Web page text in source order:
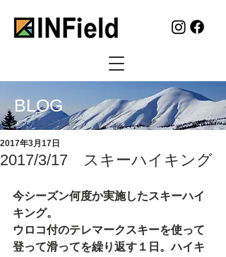
BLOG
2017/3/17 スキーハイキング
2017年3月17日
今シーズン何度か実施したスキーハイ
キング。
ウロコ付のテレマークスキーを使って
登って滑ってを繰り返す１日。ハイキ